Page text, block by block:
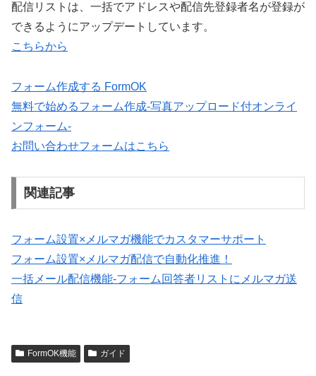
配信リストは、一括でアドレスや配信先登録者名が登録が
できるようにアップデートしています。
こちらから
フォーム作成する FormOK
無料で始めるフォーム作成-写真アップロード付オンライ
ンフォーム-
お問い合わせフォームはこちら
関連記事
フォーム設置×メルマガ機能でカスタマーサポート
フォーム設置×メルマガ配信で自動化推進！
一括メール配信機能-フォーム回答者リストにメルマガ送
信
FormOK機能 ガイド